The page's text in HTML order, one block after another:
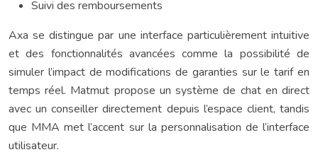
Suivi des remboursements
Axa se distingue par une interface particulièrement intuitive
et des fonctionnalités avancées comme la possibilité de
simuler l’impact de modifications de garanties sur le tarif en
temps réel. Matmut propose un système de chat en direct
avec un conseiller directement depuis l’espace client, tandis
que MMA met l’accent sur la personnalisation de l’interface
utilisateur.